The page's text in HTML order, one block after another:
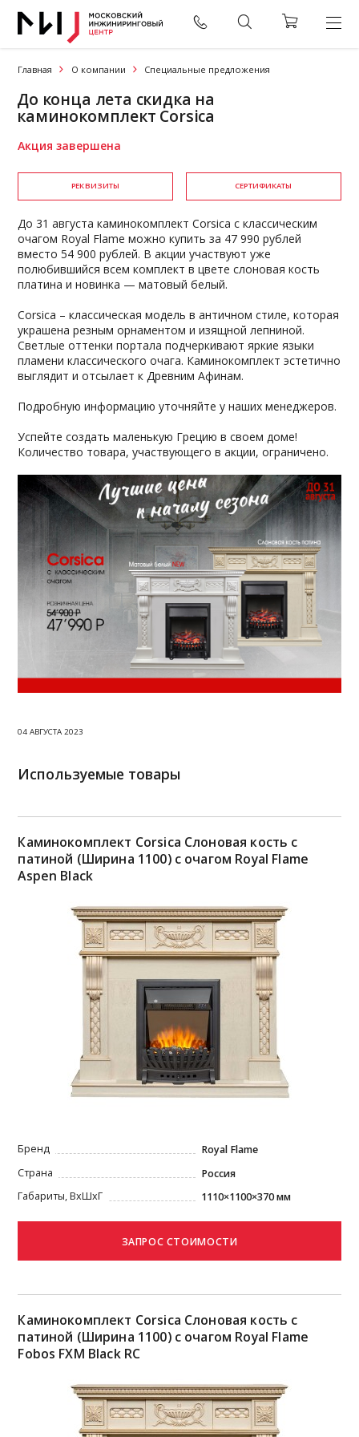
Главная О компании Специальные предложения
До конца лета скидка на
каминокомплект Corsica
Акция завершена
РЕКВИЗИТЫ СЕРТИФИКАТЫ
До 31 августа каминокомплект Corsica с классическим
очагом Royal Flame можно купить за 47 990 рублей
вместо 54 900 рублей. В акции участвуют уже
полюбившийся всем комплект в цвете слоновая кость
платина и новинка — матовый белый.
Corsica – классическая модель в античном стиле, которая
украшена резным орнаментом и изящной лепниной.
Светлые оттенки портала подчеркивают яркие языки
пламени классического очага. Каминокомплект эстетично
выглядит и отсылает к Древним Афинам.
Подробную информацию уточняйте у наших менеджеров.
Успейте создать маленькую Грецию в своем доме!
Количество товара, участвующего в акции, ограничено.
04 АВГУСТА 2023
Используемые товары
Каминокомплект Corsica Слоновая кость с
патиной (Ширина 1100) с очагом Royal Flame
Aspen Black
Бренд
Royal Flame
Страна
Россия
Габариты, ВxШxГ
1110×1100×370 мм
Каминокомплект Corsica Слоновая кость с
патиной (Ширина 1100) с очагом Royal Flame
Fobos FXM Black RC